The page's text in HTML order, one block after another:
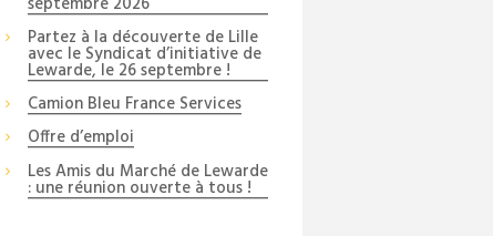
Partez à la découverte de Lille
avec le Syndicat d’initiative de
Lewarde, le 26 septembre !
Camion Bleu France Services
Offre d’emploi
Les Amis du Marché de Lewarde
: une réunion ouverte à tous !